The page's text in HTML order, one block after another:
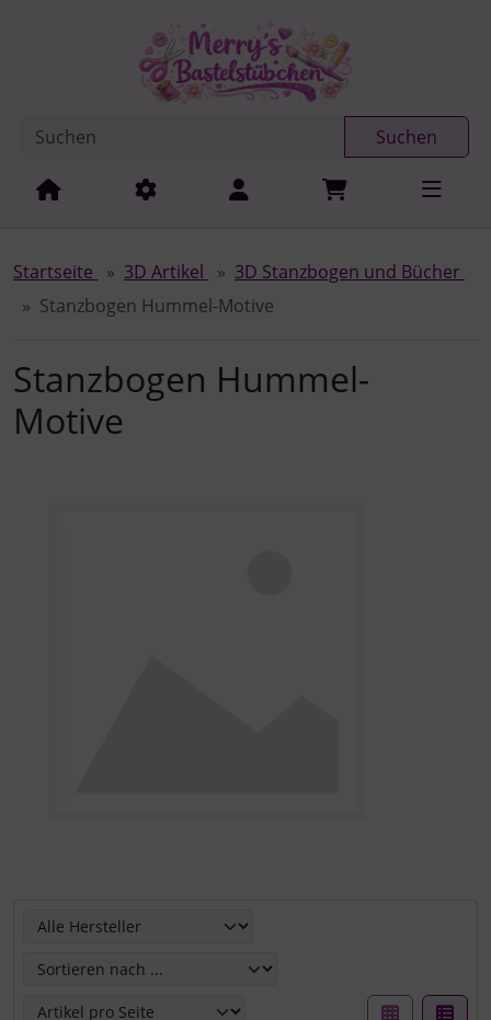
Springe zur Navigation
Suchen
Startseite 3D Artikel
3D Stanzbogen und Bücher
Stanzbogen Hummel-Motive
Stanzbogen Hummel-
Motive